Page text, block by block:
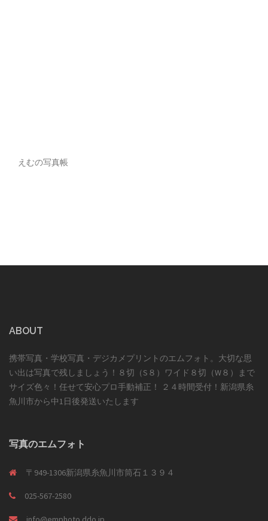
えむの写真帳
ABOUT
携帯写真・学校写真・デジカメプリントのエムフォト。大切な思
い出は写真で残しましょう！８切（S８）ワイド８切（W８）まで
サイズ色々！任せて安心プロ手動補正！ ２４時間受付！新潟県糸
魚川市から中1日後発送いたします
写真のエムフォト
〒949-1306新潟県糸魚川市筒石１３９４
025-567-2580